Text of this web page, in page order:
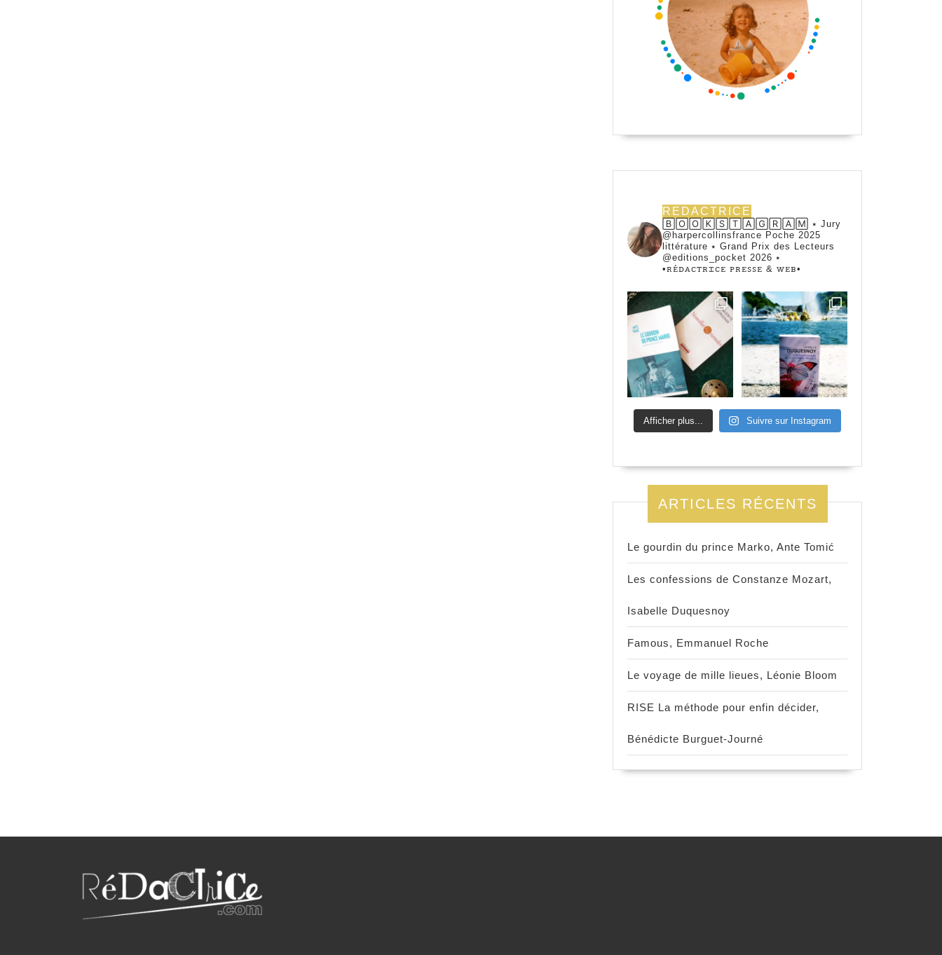
REDACTRICE
🄱🄾🄾🄺🅂🅃🄰🄶🅁🄰🄼 ⭑ Jury
@harpercollinsfrance Poche 2025
littérature ⭑ Grand Prix des Lecteurs
@editions_pocket 2026 ⭑
•ꭱꭼ́ꭰꭺꮯꭲꭱꮖꮯꭼ ꮲꭱꭼꮪꮪꭼ & ꮃꭼᏼ•
Afficher plus... Suivre sur Instagram
ARTICLES RÉCENTS
Le gourdin du prince Marko, Ante Tomić
Les confessions de Constanze Mozart,
Isabelle Duquesnoy
Famous, Emmanuel Roche
Le voyage de mille lieues, Léonie Bloom
RISE La méthode pour enfin décider,
Bénédicte Burguet-Journé